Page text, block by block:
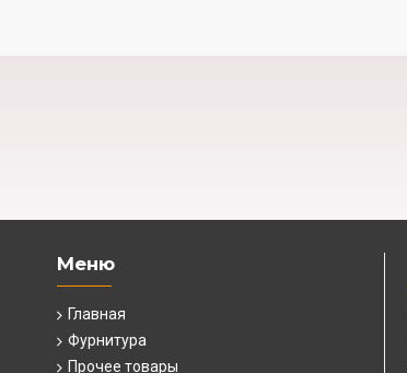
Меню
Главная
Фурнитура
Прочее товары